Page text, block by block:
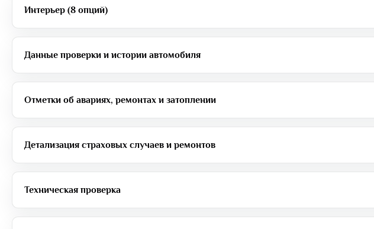
Интерьер (8 опций)
Данные проверки и истории автомобиля
Отметки об авариях, ремонтах и затоплении
Детализация страховых случаев и ремонтов
Техническая проверка